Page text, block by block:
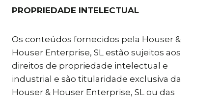
PROPRIEDADE INTELECTUAL
Os conteúdos fornecidos pela Houser &
Houser Enterprise, SL estão sujeitos aos
direitos de propriedade intelectual e
industrial e são titularidade exclusiva da
Houser & Houser Enterprise, SL ou das